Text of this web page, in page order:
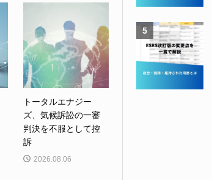
トータルエナジー
ズ、気候訴訟の一審
判決を不服として控
訴
2026.08.06
5